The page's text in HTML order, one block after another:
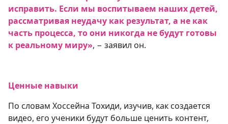
исправить. Если мы воспитываем наших детей,
рассматривая неудачу как результат, а не как
часть процесса, то они никогда не будут готовы
к реальному миру», − заявил он.
Ценные навыки
По словам Хоссейна Тохиди, изучив, как создается
видео, его ученики будут больше ценить контент,